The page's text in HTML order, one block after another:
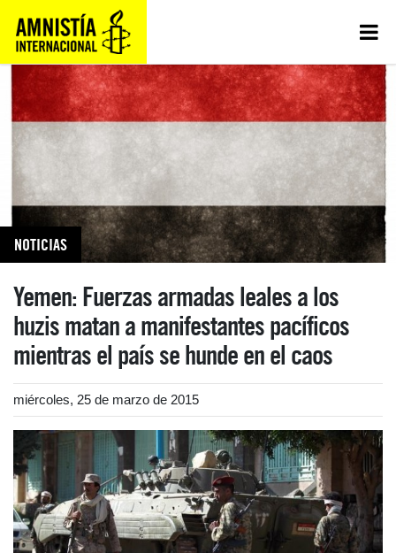
NOTICIAS
Yemen: Fuerzas armadas leales a los
huzis matan a manifestantes pacíficos
mientras el país se hunde en el caos
miércoles, 25 de marzo de 2015